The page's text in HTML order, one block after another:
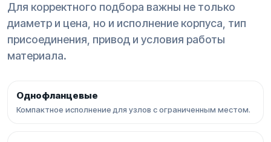
Для корректного подбора важны не только
диаметр и цена, но и исполнение корпуса, тип
присоединения, привод и условия работы
материала.
Однофланцевые
Компактное исполнение для узлов с ограниченным местом.